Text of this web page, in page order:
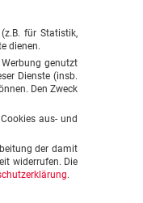
Thailändisch
Türkisch
Vegan
für Statistik,
dienen.
genutzt
Dienste (insb.
Den Zweck
aus- und
der damit
widerrufen. Die
.